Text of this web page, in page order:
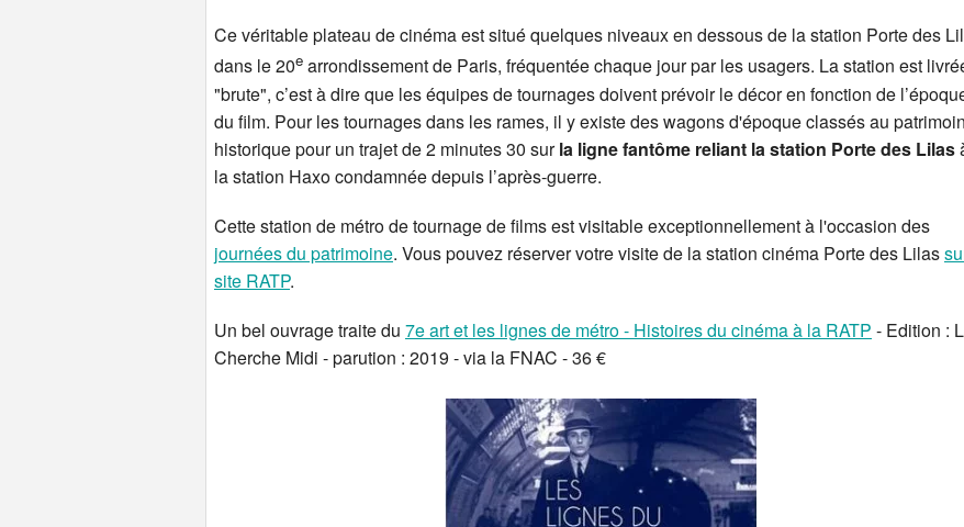
Ce véritable plateau de cinéma est situé quelques niveaux en dessous de la station Porte des
dans le 20e arrondissement de Paris, fréquentée chaque jour par les usagers. La station est
"brute", c’est à dire que les équipes de tournages doivent prévoir le décor en fonction de
du film. Pour les tournages dans les rames, il y existe des wagons d'époque classés au
historique pour un trajet de 2 minutes 30 surla ligne fantôme reliant la station Porte des Lilas
la station Haxo condamnée depuis l’après-guerre.
Cette station de métro de tournage de films est visitable exceptionnellement à l'occasion des
journées du patrimoine. Vous pouvez réserver votre visite de la station cinéma Porte des Lilas
site RATP.
Un bel ouvrage traite du 7e art et les lignes de métro - Histoires du cinéma à la RATP - Edition :
Cherche Midi - parution : 2019 - via la FNAC - 36 €